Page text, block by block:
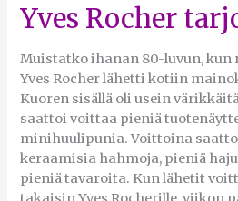
Yves Rocher
Muistatko ihanan 80-luvun, kun
Yves Rocher lähetti kotiin
Kuoren sisällä oli usein
saattoi voittaa pieniä
minihuulipunia. Voittoina
keraamisia hahmoja, pieniä
pieniä tavaroita. Kun lähetit
Yves
Rocher
tarjoukset